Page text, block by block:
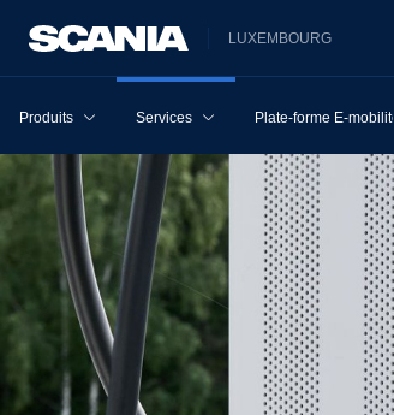
LUXEMBOURG
Produits Services Plate-forme E-mobilité